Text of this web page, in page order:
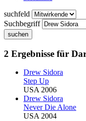
suchfeld
Suchbegriff
suchen
2 Ergebnisse für
Drew Sidora
Step Up
USA 2006
Drew Sidora
Never Die Alone
USA 2004